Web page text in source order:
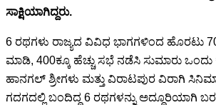
ಸಾಕ್ಷಿಯಾಗಿದ್ದರು.
6 ರಥಗಳು ರಾಜ್ಯದ ವಿವಿಧ ಭಾಗಗಳಿಂದ ಹೊರಟು
ಮಾಡಿ, 400ಕ್ಕೂ ಹೆಚ್ಚು ಸಭೆ ನಡೆಸಿ ಸುಮಾರು
ಹಾನಗಲ್ ಶ್ರೀಗಳು ಮತ್ತು ವಿರಾಟಪುರ ವಿರಾಗಿ
ಗದಗದಲ್ಲಿ ಬಂದಿದ್ದ 6 ರಥಗಳನ್ನು ಅದ್ಧೂರಿಯಾಗಿ